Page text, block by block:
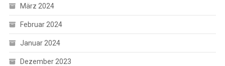
März 2024
Februar 2024
Januar 2024
Dezember 2023